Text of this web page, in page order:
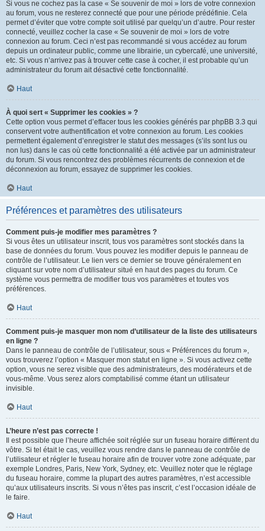
Si vous ne cochez pas la case « Se souvenir de moi » lors de votre connexion
au forum, vous ne resterez connecté que pour une période prédéfinie. Cela
permet d’éviter que votre compte soit utilisé par quelqu’un d’autre. Pour rester
connecté, veuillez cocher la case « Se souvenir de moi » lors de votre
connexion au forum. Ceci n’est pas recommandé si vous accédez au forum
depuis un ordinateur public, comme une librairie, un cybercafé, une université,
etc. Si vous n’arrivez pas à trouver cette case à cocher, il est probable qu’un
administrateur du forum ait désactivé cette fonctionnalité.
Haut
À quoi sert « Supprimer les cookies » ?
Cette option vous permet d’effacer tous les cookies générés par phpBB 3.3 qui
conservent votre authentification et votre connexion au forum. Les cookies
permettent également d’enregistrer le statut des messages (s’ils sont lus ou
non lus) dans le cas où cette fonctionnalité a été activée par un administrateur
du forum. Si vous rencontrez des problèmes récurrents de connexion et de
déconnexion au forum, essayez de supprimer les cookies.
Haut
Préférences et paramètres des utilisateurs
Comment puis-je modifier mes paramètres ?
Si vous êtes un utilisateur inscrit, tous vos paramètres sont stockés dans la
base de données du forum. Vous pouvez les modifier depuis le panneau de
contrôle de l’utilisateur. Le lien vers ce dernier se trouve généralement en
cliquant sur votre nom d’utilisateur situé en haut des pages du forum. Ce
système vous permettra de modifier tous vos paramètres et toutes vos
préférences.
Haut
Comment puis-je masquer mon nom d’utilisateur de la liste des utilisateurs
en ligne ?
Dans le panneau de contrôle de l’utilisateur, sous « Préférences du forum »,
vous trouverez l’option « Masquer mon statut en ligne ». Si vous activez cette
option, vous ne serez visible que des administrateurs, des modérateurs et de
vous-même. Vous serez alors comptabilisé comme étant un utilisateur
invisible.
Haut
L’heure n’est pas correcte !
Il est possible que l’heure affichée soit réglée sur un fuseau horaire différent du
vôtre. Si tel était le cas, veuillez vous rendre dans le panneau de contrôle de
l’utilisateur et régler le fuseau horaire afin de trouver votre zone adéquate, par
exemple Londres, Paris, New York, Sydney, etc. Veuillez noter que le réglage
du fuseau horaire, comme la plupart des autres paramètres, n’est accessible
qu’aux utilisateurs inscrits. Si vous n’êtes pas inscrit, c’est l’occasion idéale de
le faire.
Haut